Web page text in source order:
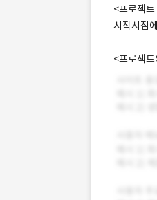
<프로젝
시작시점
<프로젝